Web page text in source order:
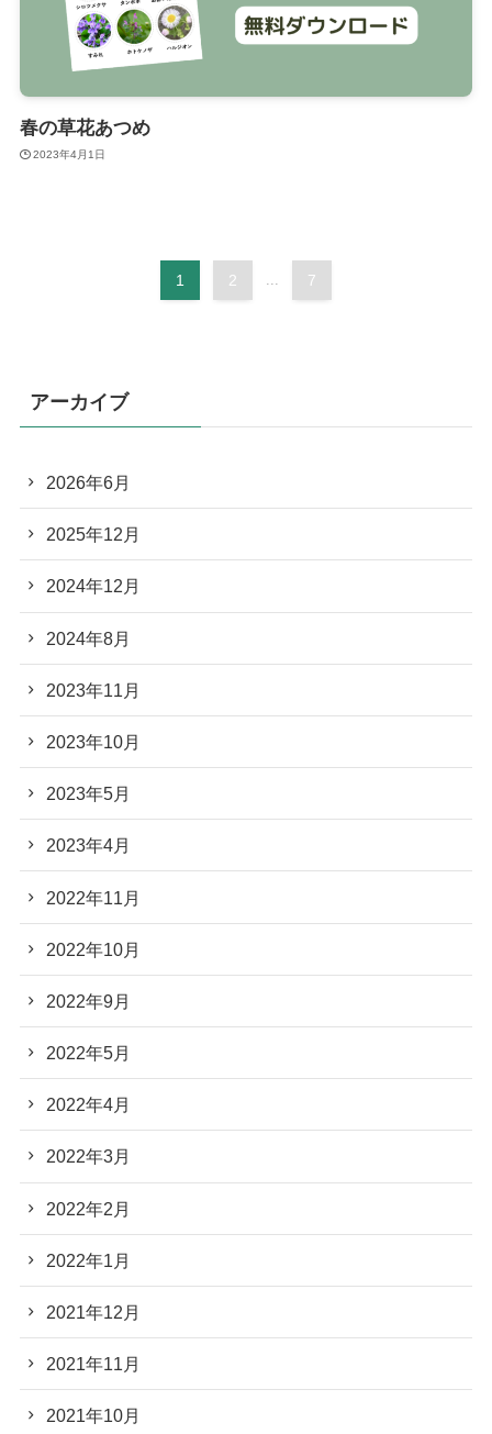
春の草花あつめ
2023年4月1日
1 2 7
アーカイブ
2026年6月
2025年12月
2024年12月
2024年8月
2023年11月
2023年10月
2023年5月
2023年4月
2022年11月
2022年10月
2022年9月
2022年5月
2022年4月
2022年3月
2022年2月
2022年1月
2021年12月
2021年11月
2021年10月